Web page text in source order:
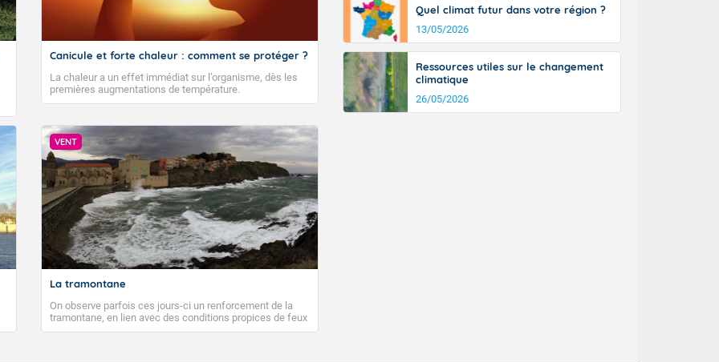
Canicule et forte chaleur : comment se protéger ?
La chaleur a un effet immédiat sur l’organisme, dès les
premières augmentations de température.
VENT
La tramontane
On observe parfois ces jours-ci un renforcement de la
tramontane, en lien avec des conditions propices de feux
de forêt. Mais qu'est-ce que la tramontane ? Quelles sont
Quel climat futur dans votre région ?
13/05/2026
Ressources utiles sur le changement
climatique
26/05/2026